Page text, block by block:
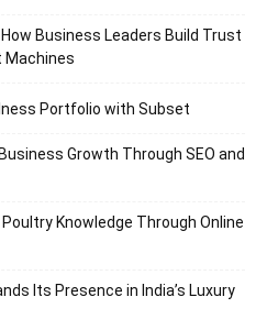
Business Leaders Build Trust
Machines
Portfolio with Subset
Growth Through SEO and
Poultry Knowledge Through Online
Its Presence in India’s Luxury